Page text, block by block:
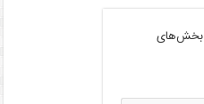
بخش‌های